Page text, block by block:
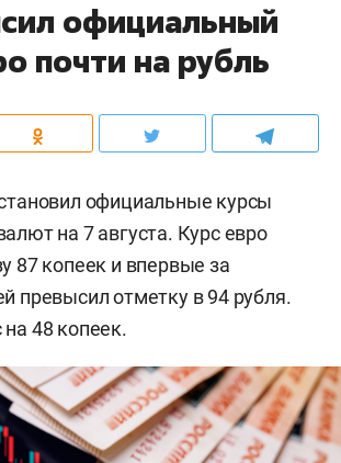
официальный
почти на рубль
официальные курсы
на 7 августа. Курс евро
87 копеек и впервые за
превысил отметку в 94 рубля.
48 копеек.